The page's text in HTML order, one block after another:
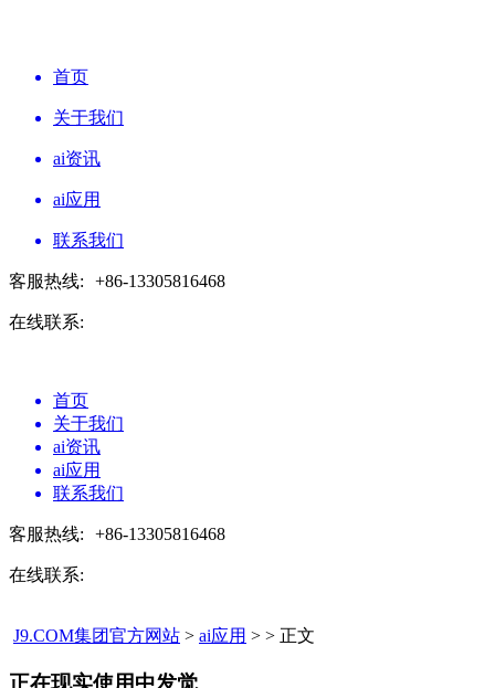
首页
关于我们
ai资讯
ai应用
联系我们
客服热线: +86-13305816468
在线联系:
首页
关于我们
ai资讯
ai应用
联系我们
客服热线: +86-13305816468
在线联系:
J9.COM集团官方网站 > ai应用 > > 正文
正在现实使用中发觉​